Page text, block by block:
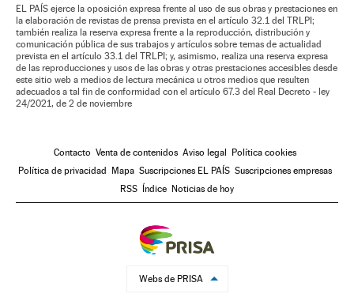
EL PAÍS ejerce la oposición expresa frente al uso de sus obras y prestaciones en
la elaboración de revistas de prensa prevista en el artículo 32.1 del TRLPI;
también realiza la reserva expresa frente a la reproducción, distribución y
comunicación pública de sus trabajos y artículos sobre temas de actualidad
prevista en el artículo 33.1 del TRLPI; y, asimismo, realiza una reserva expresa
de las reproducciones y usos de las obras y otras prestaciones accesibles desde
este sitio web a medios de lectura mecánica u otros medios que resulten
adecuados a tal fin de conformidad con el artículo 67.3 del Real Decreto - ley
24/2021, de 2 de noviembre
Contacto Venta de contenidos Aviso legal
Política cookies
Política de privacidad
Mapa Suscripciones EL PAÍS Suscripciones empresas
RSS
Índice Noticias de hoy
Webs de PRISA